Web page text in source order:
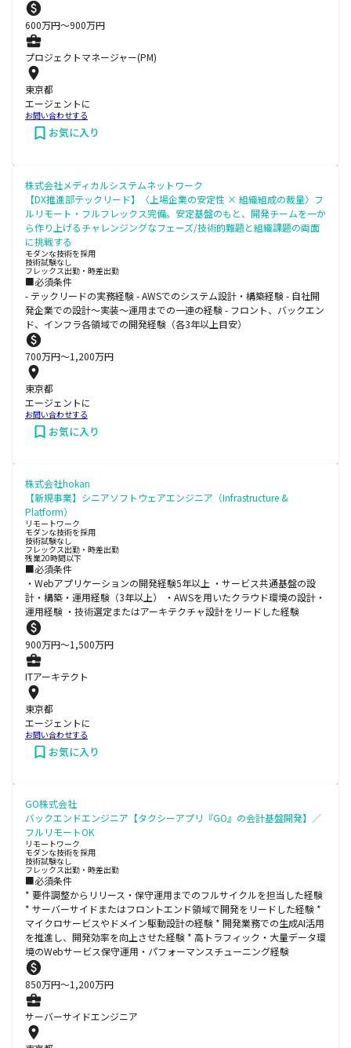
600万円〜900万円
プロジェクトマネージャー(PM)
東京都
エージェントに
お問い合わせする
お気に入り
株式会社メディカルシステムネットワーク
【DX推進部テックリード】〈上場企業の安定性 × 組織組成の裁量〉フ
ルリモート・フルフレックス完備。安定基盤のもと、開発チームを一か
ら作り上げるチャレンジングなフェーズ/技術的難題と組織課題の両面
に挑戦する
モダンな技術を採用
技術試験なし
フレックス出勤・時差出勤
■必須条件
- テックリードの実務経験 - AWSでのシステム設計・構築経験 - 自社開
発企業での設計〜実装〜運用までの一連の経験 - フロント、バックエン
ド、インフラ各領域での開発経験（各3年以上目安）
700万円〜1,200万円
東京都
エージェントに
お問い合わせする
お気に入り
株式会社hokan
【新規事業】シニアソフトウェアエンジニア（Infrastructure &
Platform）
リモートワーク
モダンな技術を採用
技術試験なし
フレックス出勤・時差出勤
残業20時間以下
■必須条件
・Webアプリケーションの開発経験5年以上 ・サービス共通基盤の設
計・構築・運用経験（3年以上） ・AWSを用いたクラウド環境の設計・
運用経験 ・技術選定またはアーキテクチャ設計をリードした経験
900万円〜1,500万円
ITアーキテクト
東京都
エージェントに
お問い合わせする
お気に入り
GO株式会社
バックエンドエンジニア【タクシーアプリ『GO』の会計基盤開発】／
フルリモートOK
リモートワーク
モダンな技術を採用
技術試験なし
フレックス出勤・時差出勤
■必須条件
* 要件調整からリリース・保守運用までのフルサイクルを担当した経験
* サーバーサイドまたはフロントエンド領域で開発をリードした経験 *
マイクロサービスやドメイン駆動設計の経験 * 開発業務での生成AI活用
を推進し、開発効率を向上させた経験 * 高トラフィック・大量データ環
境のWebサービス保守運用・パフォーマンスチューニング経験
850万円〜1,200万円
サーバーサイドエンジニア